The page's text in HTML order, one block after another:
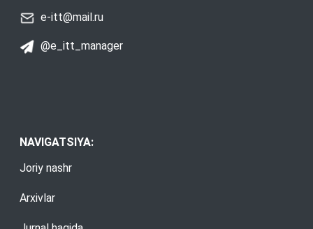
e-itt@mail.ru
@e_itt_manager
NAVIGATSIYA:
Joriy nashr
Arxivlar